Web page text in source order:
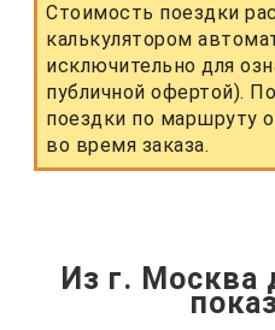
Стоимость поездки
калькулятором
исключительно для
публичной офертой).
поездки по маршруту
во время заказа.
Из г. Москва